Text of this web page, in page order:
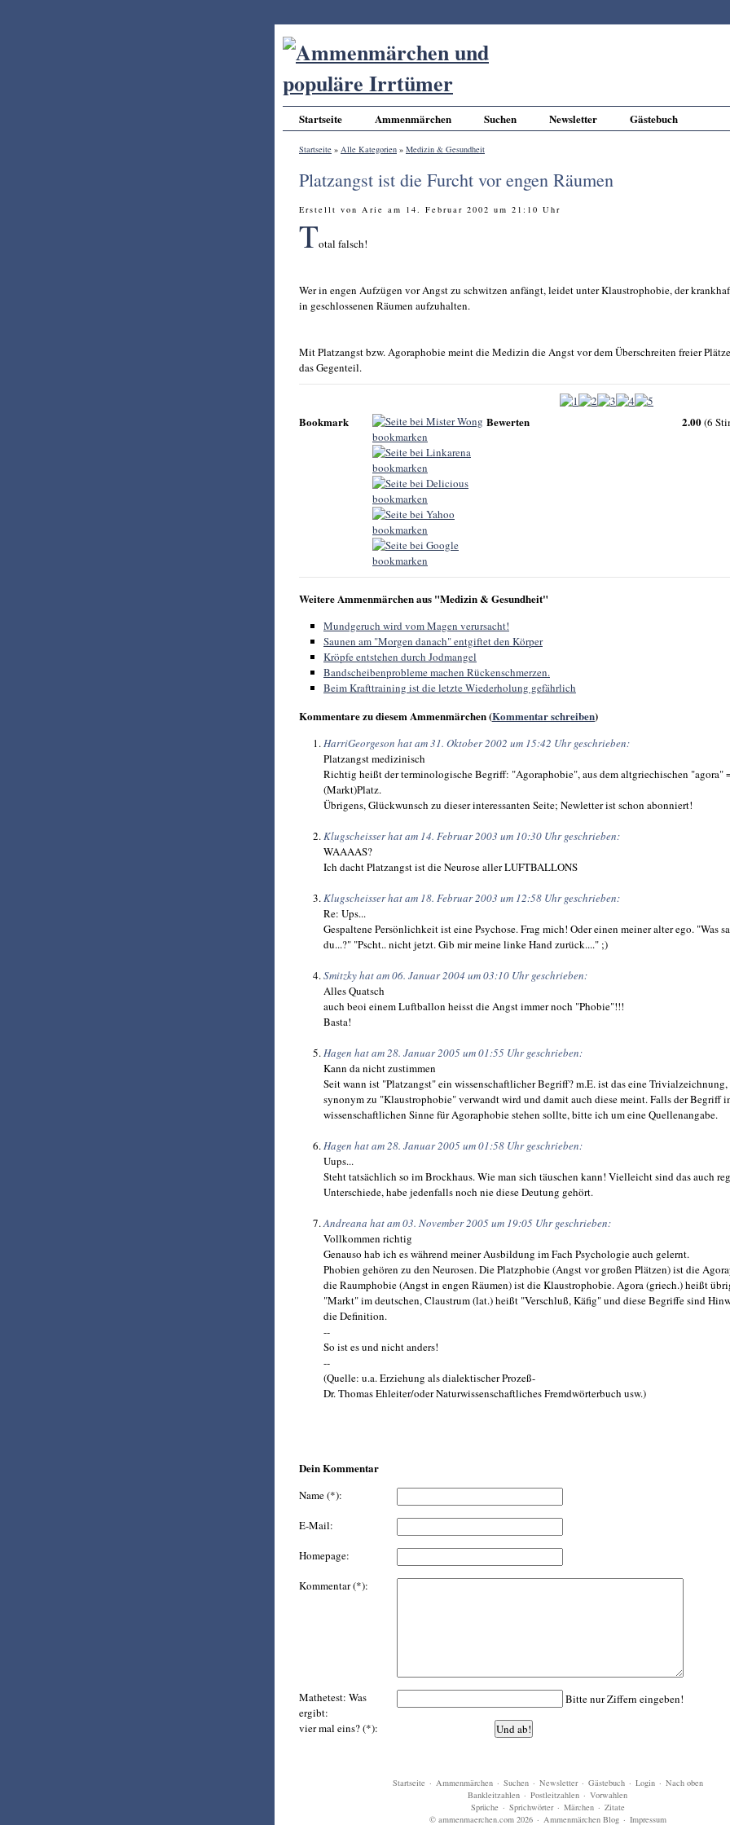
Startseite Ammenmärchen Suchen Newsletter Gästebuch
Startseite » Alle Kategorien » Medizin & Gesundheit
Platzangst ist die Furcht vor engen Räumen
Erstellt von Arie am 14. Februar 2002 um 21:10 Uhr
Total falsch!
Wer in engen Aufzügen vor Angst zu schwitzen anfängt, leidet unter Klaustrophobie, der
in geschlossenen Räumen aufzuhalten.
Mit Platzangst bzw. Agoraphobie meint die Medizin die Angst vor dem Überschreiten freier
das Gegenteil.
Bookmark Bewerten 2.00(6
Weitere Ammenmärchen aus "Medizin & Gesundheit"
Mundgeruch wird vom Magen verursacht!
Saunen am "Morgen danach" entgiftet den Körper
Kröpfe entstehen durch Jodmangel
Bandscheibenprobleme machen Rückenschmerzen.
Beim Krafttraining ist die letzte Wiederholung gefährlich
Kommentare zu diesem Ammenmärchen (Kommentar schreiben)
HarriGeorgeson hat am 31. Oktober 2002 um 15:42 Uhr geschrieben:
Platzangst medizinisch
Richtig heißt der terminologische Begriff: "Agoraphobie", aus dem altgriechischen "agora"
(Markt)Platz.
Übrigens, Glückwunsch zu dieser interessanten Seite; Newletter ist schon abonniert!
Klugscheisser hat am 14. Februar 2003 um 10:30 Uhr geschrieben:
WAAAAS?
Ich dacht Platzangst ist die Neurose aller LUFTBALLONS
Klugscheisser hat am 18. Februar 2003 um 12:58 Uhr geschrieben:
Re: Ups...
Gespaltene Persönlichkeit ist eine Psychose. Frag mich! Oder einen meiner alter ego. "Was
du...?" "Pscht.. nicht jetzt. Gib mir meine linke Hand zurück...." ;)
Smitzky hat am 06. Januar 2004 um 03:10 Uhr geschrieben:
Alles Quatsch
auch beoi einem Luftballon heisst die Angst immer noch "Phobie"!!!
Basta!
Hagen hat am 28. Januar 2005 um 01:55 Uhr geschrieben:
Kann da nicht zustimmen
Seit wann ist "Platzangst" ein wissenschaftlicher Begriff? m.E. ist das eine
synonym zu "Klaustrophobie" verwandt wird und damit auch diese meint. Falls der Begriff
wissenschaftlichen Sinne für Agoraphobie stehen sollte, bitte ich um eine Quellenangabe.
Hagen hat am 28. Januar 2005 um 01:58 Uhr geschrieben:
Uups...
Steht tatsächlich so im Brockhaus. Wie man sich täuschen kann! Vielleicht sind das auch
Unterschiede, habe jedenfalls noch nie diese Deutung gehört.
Andreana hat am 03. November 2005 um 19:05 Uhr geschrieben:
Vollkommen richtig
Genauso hab ich es während meiner Ausbildung im Fach Psychologie auch gelernt.
Phobien gehören zu den Neurosen. Die Platzphobie (Angst vor großen Plätzen) ist die
die Raumphobie (Angst in engen Räumen) ist die Klaustrophobie. Agora (griech.) heißt
"Markt" im deutschen, Claustrum (lat.) heißt "Verschluß, Käfig" und diese Begriffe sind
die Definition.
--
So ist es und nicht anders!
--
(Quelle: u.a. Erziehung als dialektischer Prozeß-
Dr. Thomas Ehleiter/oder Naturwissenschaftliches Fremdwörterbuch usw.)
Dein Kommentar
Name (*):
E-Mail:
Homepage:
Kommentar (*):
Mathetest: Was
ergibt:
vier mal eins? (*):
Bitte nur Ziffern eingeben!
Startseite · Ammenmärchen · Suchen · Newsletter · Gästebuch · Login · Nach oben
Bankleitzahlen · Postleitzahlen · Vorwahlen
Sprüche · Sprichwörter · Märchen · Zitate
© ammenmaerchen.com 2026 · Ammenmärchen Blog · Impressum